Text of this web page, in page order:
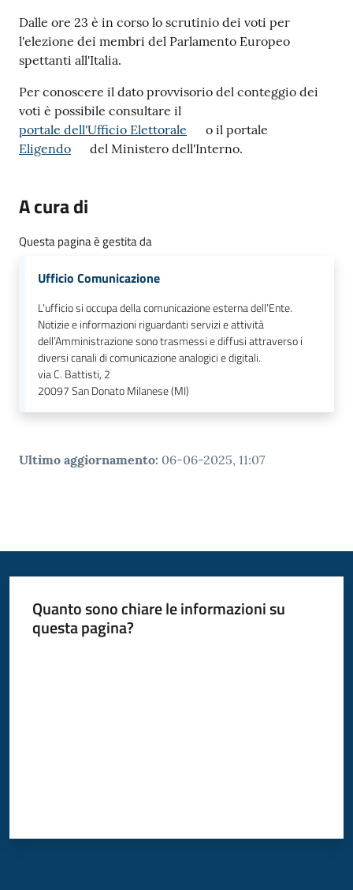
Dalle ore 23 è in corso lo scrutinio dei voti per
l'elezione dei membri del Parlamento Europeo
spettanti all'Italia.
Per conoscere il dato provvisorio del conteggio dei
voti è possibile consultare il
portale dell'Ufficio Elettorale
o il portale
Eligendo
del Ministero dell'Interno.
A cura di
Questa pagina è gestita da
Ufficio Comunicazione
L’ufficio si occupa della comunicazione esterna dell’Ente.
Notizie e informazioni riguardanti servizi e attività
dell’Amministrazione sono trasmessi e diffusi attraverso i
diversi canali di comunicazione analogici e digitali.
via C. Battisti, 2
20097San Donato Milanese (MI)
Ultimo aggiornamento: 06-06-2025, 11:07
Quanto sono chiare le informazioni su
questa pagina?